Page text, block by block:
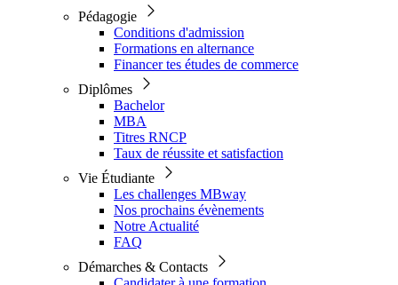
Pédagogie
Conditions d'admission
Formations en alternance
Financer tes études de commerce
Diplômes
Bachelor
MBA
Titres RNCP
Taux de réussite et satisfaction
Vie Étudiante
Les challenges MBway
Nos prochains évènements
Notre Actualité
FAQ
Démarches & Contacts